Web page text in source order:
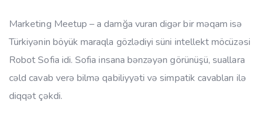
Marketing Meetup – a damğa vuran digər bir məqam isə
Türkiyənin böyük maraqla gözlədiyi süni intellekt möcüzəsi
Robot Sofia idi. Sofia insana bənzəyən görünüşü, suallara
cəld cavab verə bilmə qabiliyyəti və simpatik cavabları ilə
diqqət çəkdi.